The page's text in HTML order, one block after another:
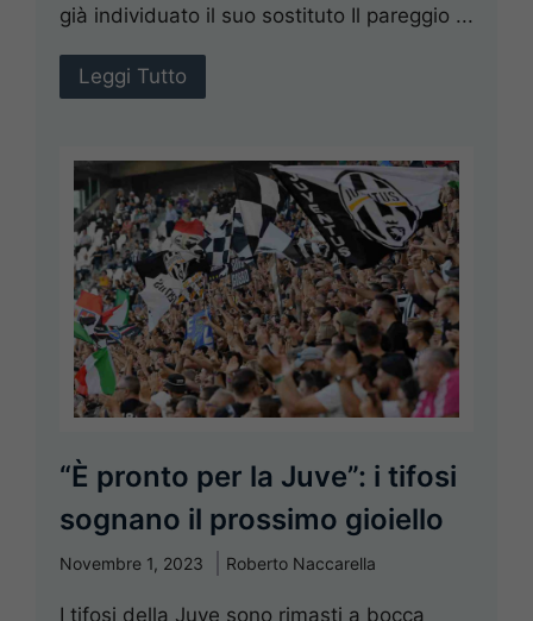
già individuato il suo sostituto Il pareggio ...
Leggi Tutto
“È pronto per la Juve”: i tifosi
sognano il prossimo gioiello
Novembre 1, 2023 Roberto Naccarella
I tifosi della Juve sono rimasti a bocca